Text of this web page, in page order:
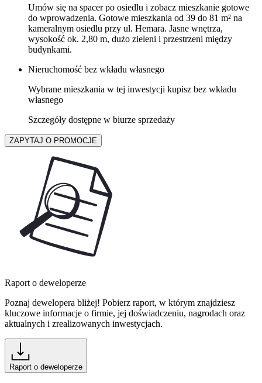
Umów się na spacer po osiedlu i zobacz mieszkanie gotowe
do wprowadzenia. Gotowe mieszkania od 39 do 81 m² na
kameralnym osiedlu przy ul. Hemara. Jasne wnętrza,
wysokość ok. 2,80 m, dużo zieleni i przestrzeni między
budynkami.
Nieruchomość bez wkładu własnego
Wybrane mieszkania w tej inwestycji kupisz bez wkładu
własnego
Szczegóły dostępne w biurze sprzedaży
ZAPYTAJ O PROMOCJE
Raport o deweloperze
Poznaj dewelopera bliżej! Pobierz raport, w którym znajdziesz
kluczowe informacje o firmie, jej doświadczeniu, nagrodach oraz
aktualnych i zrealizowanych inwestycjach.
Raport o deweloperze